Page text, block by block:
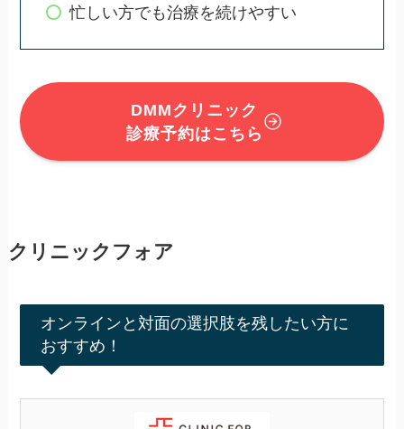
忙しい方でも治療を続けやすい
DMMクリニック
診療予約はこちら
クリニックフォア
オンラインと対面の選択肢を残したい方に
おすすめ！